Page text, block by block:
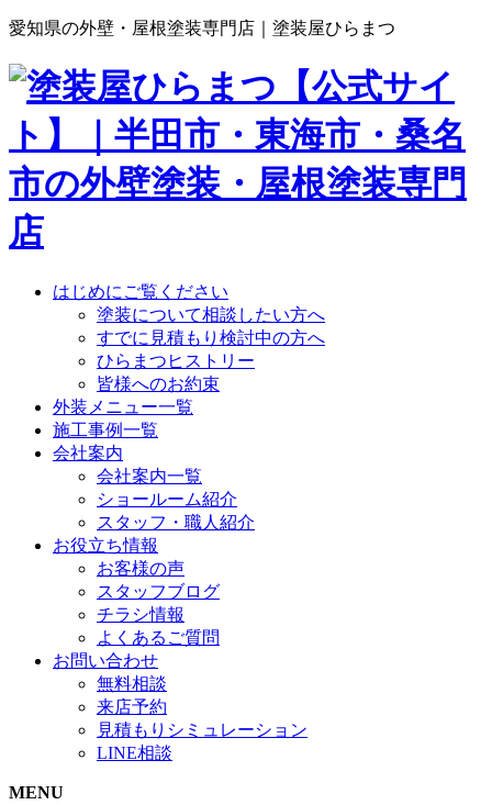
愛知県の外壁・屋根塗装専門店｜塗装屋ひらまつ
はじめにご覧ください
塗装について相談したい方へ
すでに見積もり検討中の方へ
ひらまつヒストリー
皆様へのお約束
外装メニュー一覧
施工事例一覧
会社案内
会社案内一覧
ショールーム紹介
スタッフ・職人紹介
お役立ち情報
お客様の声
スタッフブログ
チラシ情報
よくあるご質問
お問い合わせ
無料相談
来店予約
見積もりシミュレーション
LINE相談
MENU